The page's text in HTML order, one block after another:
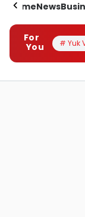
HomeNews
For
You
# Yuk